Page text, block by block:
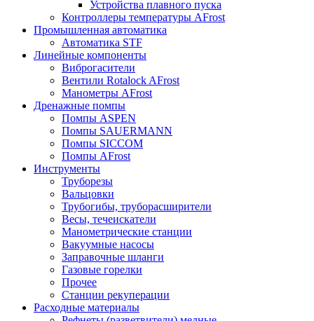
Устройства плавного пуска
Контроллеры температуры AFrost
Промышленная автоматика
Автоматика STF
Линейные компоненты
Виброгасители
Вентили Rotalock AFrost
Манометры AFrost
Дренажные помпы
Помпы ASPEN
Помпы SAUERMANN
Помпы SICCOM
Помпы AFrost
Инструменты
Труборезы
Вальцовки
Трубогибы, труборасширители
Весы, течеискатели
Манометрические станции
Вакуумные насосы
Заправочные шланги
Газовые горелки
Прочее
Станции рекуперации
Расходные материалы